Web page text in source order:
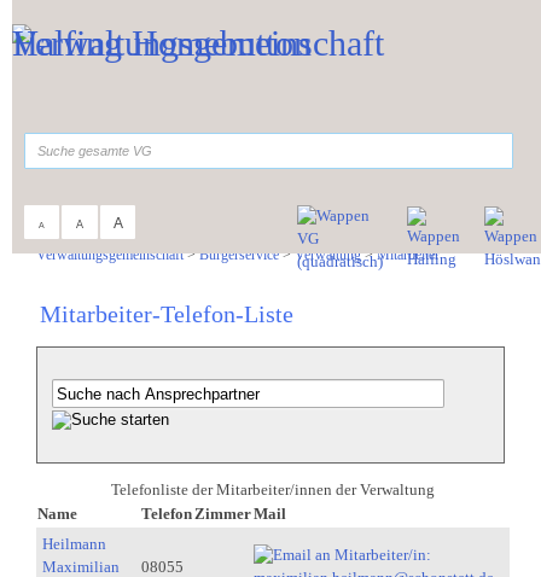
A A A
Verwaltungsgemeinschaft>Bürgerservice>Verwaltung>Mitarbeiter
Mitarbeiter-Telefon-Liste
Telefonliste der Mitarbeiter/innen der Verwaltung
Name
Telefon ZimmerMail
Heilmann
Maximilian
08055